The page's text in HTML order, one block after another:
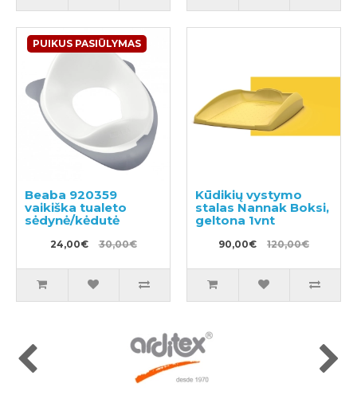
PUIKUS PASIŪLYMAS
Beaba 920359
vaikiška tualeto
sėdynė/kėdutė
24,00€ 30,00€
Kūdikių vystymo
stalas Nannak Boksi,
geltona 1vnt
90,00€ 120,00€